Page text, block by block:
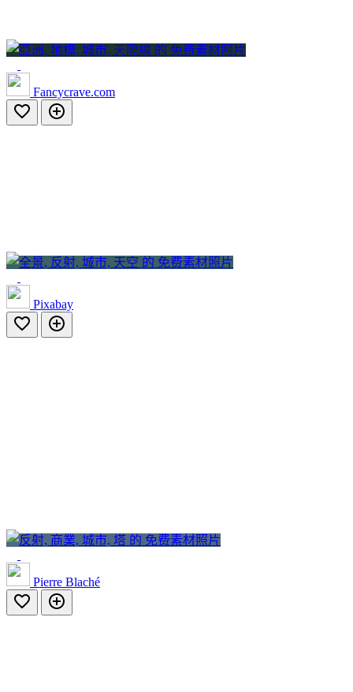
Fancycrave.com
Pixabay
Pierre Blaché